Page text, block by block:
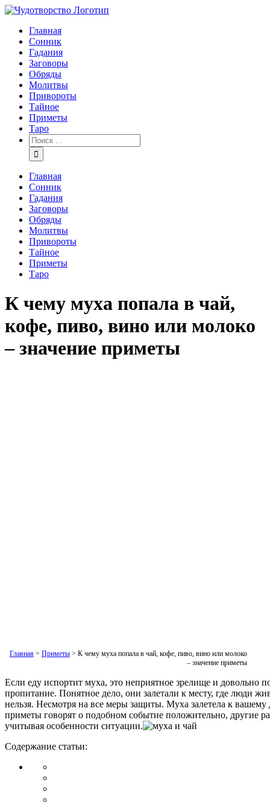
Главная
Сонник
Гадания
Заговоры
Обряды
Молитвы
Привороты
Тайное
Приметы
Таро
Главная
Сонник
Гадания
Заговоры
Обряды
Молитвы
Привороты
Тайное
Приметы
Таро
К чему муха попала в чай,
кофе, пиво, вино или молоко
– значение приметы
Главная> Приметы> К чему муха попала в чай, кофе, пиво, вино или молоко
– значение приметы
Если еду испортит муха, это неприятное зрелище и довольно
пропитание. Понятное дело, они залетали к месту, где люди
нельзя. Несмотря на все меры защиты. Муха залетела к
приметы говорят о подобном событие положительно, другие
учитывая особенности ситуации.
Содержание статьи: